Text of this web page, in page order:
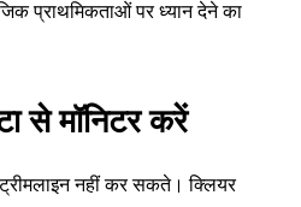
प्राथमिकताओं पर ध्यान देने का
से मॉनिटर करें
नहीं कर सकते। क्लियर